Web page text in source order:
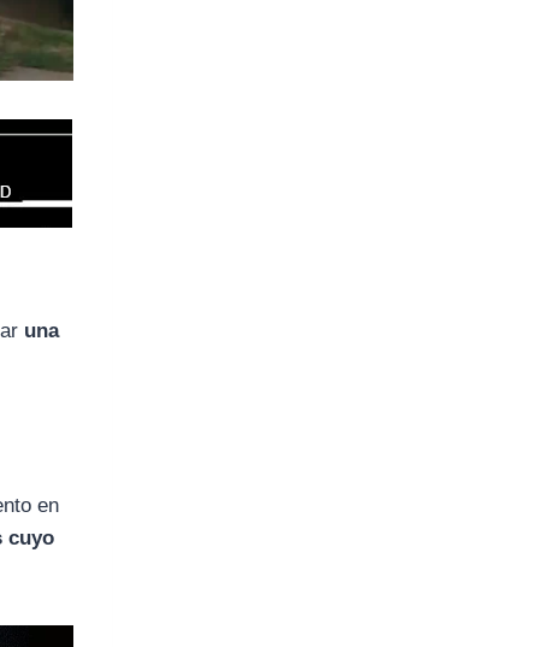
una
en
cuyo